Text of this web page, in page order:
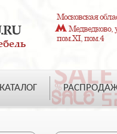
Московская
Медведково,
пом.XI, пом.4
КАТАЛОГ